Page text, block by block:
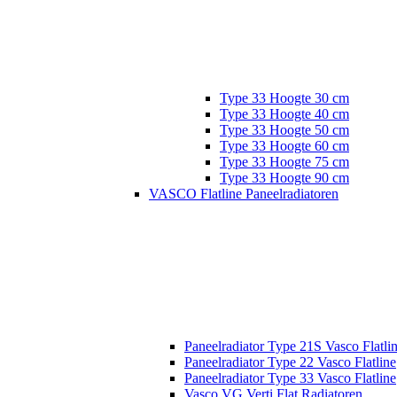
Type 33 Hoogte 30 cm
Type 33 Hoogte 40 cm
Type 33 Hoogte 50 cm
Type 33 Hoogte 60 cm
Type 33 Hoogte 75 cm
Type 33 Hoogte 90 cm
VASCO Flatline Paneelradiatoren
Paneelradiator Type 21S Vasco
Paneelradiator Type 22 Vasco Flatline
Paneelradiator Type 33 Vasco Flatline
Vasco VG Verti Flat Radiatoren